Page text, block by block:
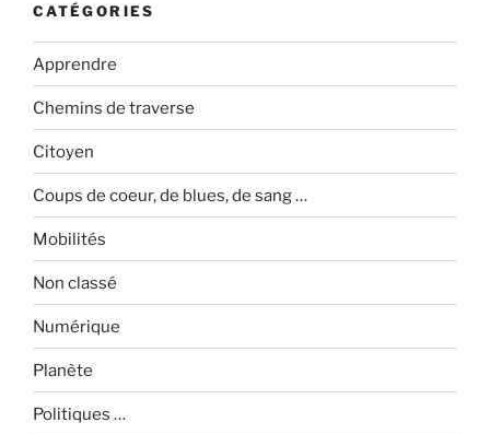
CATÉGORIES
Apprendre
Chemins de traverse
Citoyen
Coups de coeur, de blues, de sang …
Mobilités
Non classé
Numérique
Planète
Politiques …